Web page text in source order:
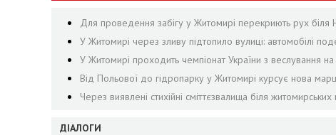
Для проведення забігу у Житомирі перекриють рух біля
У Житомирі через зливу підтопило вулиці: автомобілі
У Житомирі проходить чемпіонат України з веслування
Від Польової до гідропарку у Житомирі курсує нова
Через виявлені стихійні сміттєзвалища біля
ДІАЛОГИ